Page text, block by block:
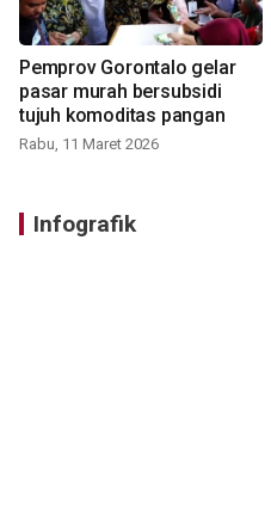
Pemprov Gorontalo gelar
pasar murah bersubsidi
tujuh komoditas pangan
Rabu, 11 Maret 2026
Infografik